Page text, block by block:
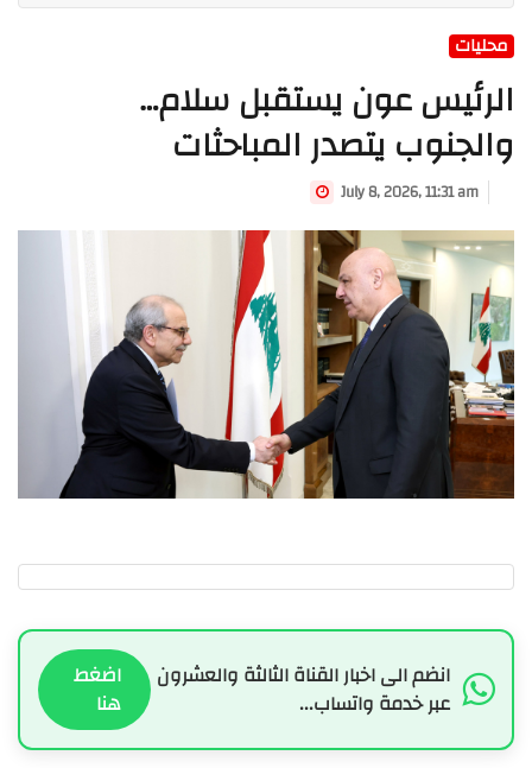
محليات
الرئيس عون يستقبل سلام…
والجنوب يتصدر المباحثات
July 8, 2026, 11:31 am
انضم الى اخبار القناة الثالثة والعشرون
عبر خدمة واتساب...
اضغط
هنا